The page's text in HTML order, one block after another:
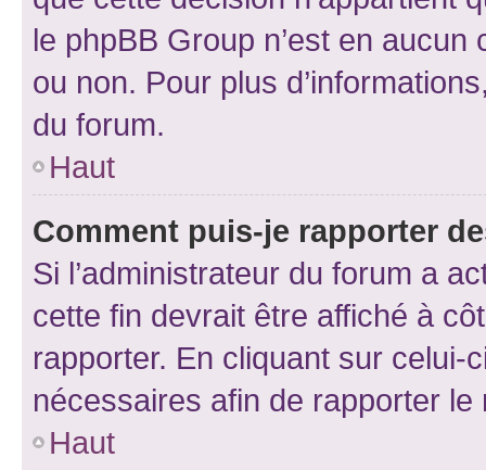
le phpBB Group n’est en
ou non. Pour plus
du forum.
Haut
Comment puis-je rapporter
Si l’administrateur du forum a
cette fin devrait être affiché à
rapporter. En cliquant sur
nécessaires afin de rapporter le
Haut